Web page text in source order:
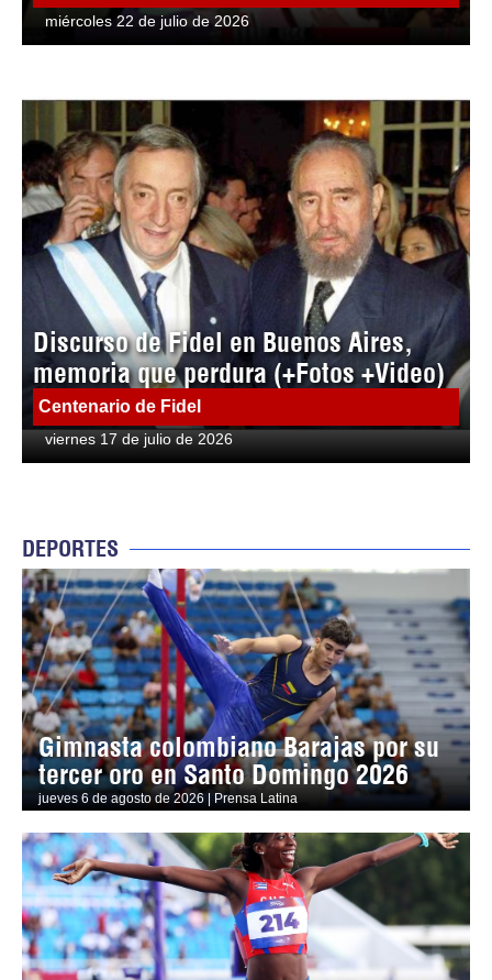
miércoles 22 de julio de 2026
Discurso de Fidel en Buenos Aires,
memoria que perdura (+Fotos +Video)
Centenario de Fidel
viernes 17 de julio de 2026
DEPORTES
Gimnasta colombiano Barajas por su
tercer oro en Santo Domingo 2026
jueves 6 de agosto de 2026 | Prensa Latina